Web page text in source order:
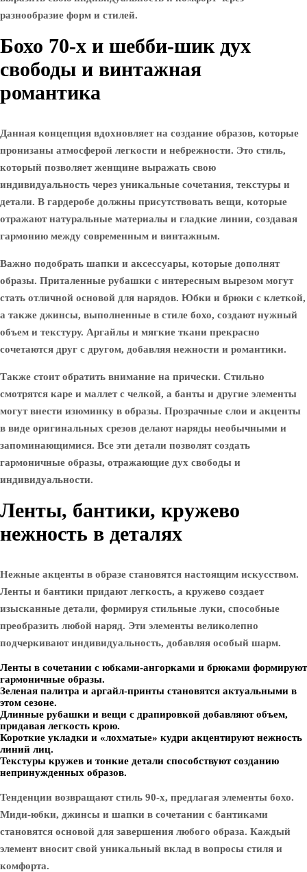
разнообразие форм и стилей.
Бохо 70-х и шебби-шик дух
свободы и винтажная
романтика
Данная концепция вдохновляет на создание образов, которые
пронизаны атмосферой легкости и небрежности. Это стиль,
который позволяет женщине выражать свою
индивидуальность через уникальные сочетания, текстуры и
детали. В гардеробе должны присутствовать вещи, которые
отражают натуральные материалы и гладкие линии, создавая
гармонию между современным и винтажным.
Важно подобрать шапки и аксессуары, которые дополнят
образы. Приталенные рубашки с интересным вырезом могут
стать отличной основой для нарядов. Юбки и брюки с клеткой,
а также джинсы, выполненные в стиле бохо, создают нужный
объем и текстуру. Аргайлы и мягкие ткани прекрасно
сочетаются друг с другом, добавляя нежности и романтики.
Также стоит обратить внимание на прически. Стильно
смотрятся каре и маллет с челкой, а банты и другие элементы
могут внести изюминку в образы. Прозрачные слои и акценты
в виде оригинальных срезов делают наряды необычными и
запоминающимися. Все эти детали позволят создать
гармоничные образы, отражающие дух свободы и
индивидуальности.
Ленты, бантики, кружево
нежность в деталях
Нежные акценты в образе становятся настоящим искусством.
Ленты и бантики придают легкость, а кружево создает
изысканные детали, формируя стильные луки, способные
преобразить любой наряд. Эти элементы великолепно
подчеркивают индивидуальность, добавляя особый шарм.
Ленты в сочетании с юбками-ангорками и брюками формируют
гармоничные образы.
Зеленая палитра и аргайл-принты становятся актуальными в
этом сезоне.
Длинные рубашки и вещи с драпировкой добавляют объем,
придавая легкость крою.
Короткие укладки и «лохматые» кудри акцентируют нежность
линий лиц.
Текстуры кружев и тонкие детали способствуют созданию
непринужденных образов.
Тенденции возвращают стиль 90-х, предлагая элементы бохо.
Миди-юбки, джинсы и шапки в сочетании с бантиками
становятся основой для завершения любого образа. Каждый
элемент вносит свой уникальный вклад в вопросы стиля и
комфорта.